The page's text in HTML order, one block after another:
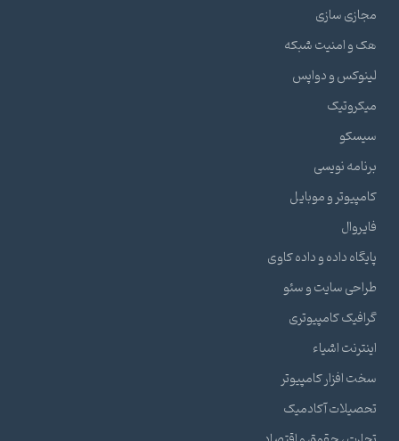
مجازی سازی
هک و امنیت شبکه
لینوکس و دواپس
میکروتیک
سیسکو
برنامه نویسی
کامپیوتر و موبایل
فایروال
پایگاه داده و داده کاوی
طراحی سایت و سئو
گرافیک کامپیوتری
اینترنت اشیاء
سخت افزار کامپیوتر
تحصیلات آکادمیک